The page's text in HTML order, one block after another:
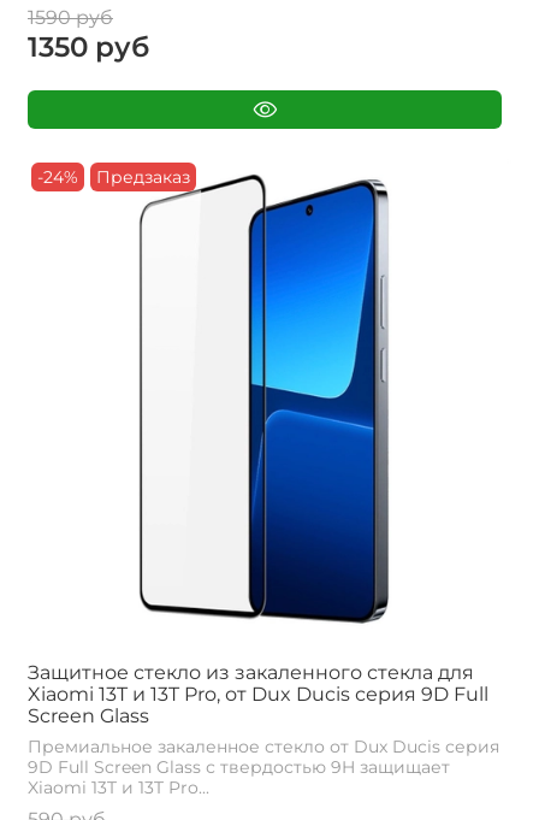
1590 руб
1350 руб
-24% Предзаказ
Защитное стекло из закаленного стекла для
Xiaomi 13T и 13T Pro, от Dux Ducis серия 9D Full
Screen Glass
Премиальное закаленное стекло от Dux Ducis серия
9D Full Screen Glass с твердостью 9H защищает
Xiaomi 13T и 13T Pro...